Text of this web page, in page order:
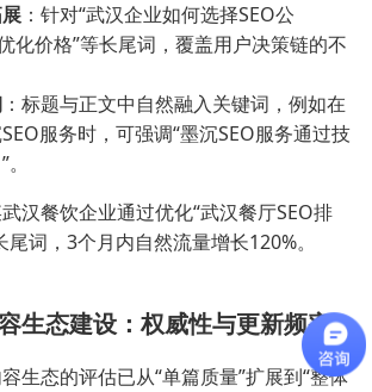
：针对“武汉企业如何选择SEO公
化价格”等长尾词，覆盖用户决策链的不
：标题与正文中自然融入关键词，例如在
服务时，可强调“墨沉SEO服务通过技
汉餐饮企业通过优化“武汉餐厅SEO排
尾词，3个月内自然流量增长120%。
生态建设：权威性与更新频率
生态的评估已从“单篇质量”扩展到“整体